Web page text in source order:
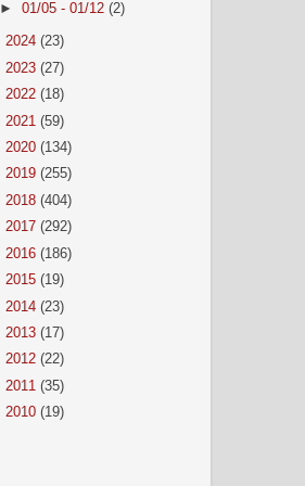
►01/05 - 01/12(2)
2024 (23)
2023 (27)
2022 (18)
2021 (59)
2020 (134)
2019 (255)
2018 (404)
2017 (292)
2016 (186)
2015 (19)
2014 (23)
2013 (17)
2012 (22)
2011 (35)
2010 (19)